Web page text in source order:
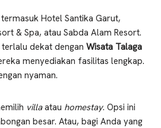
Hotel Santika Garut,
& Spa, atau Sabda Alam Resort.
dekat dengan Wisata Talaga
menyediakan fasilitas lengkap.
nyaman.
villaatau homestay. Opsi ini
besar. Atau, bagi Anda yang